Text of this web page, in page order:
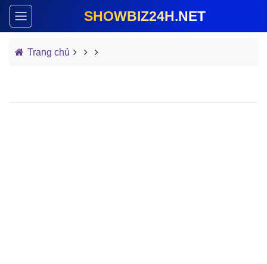
SHOWBIZ24H.NET
Trang chủ